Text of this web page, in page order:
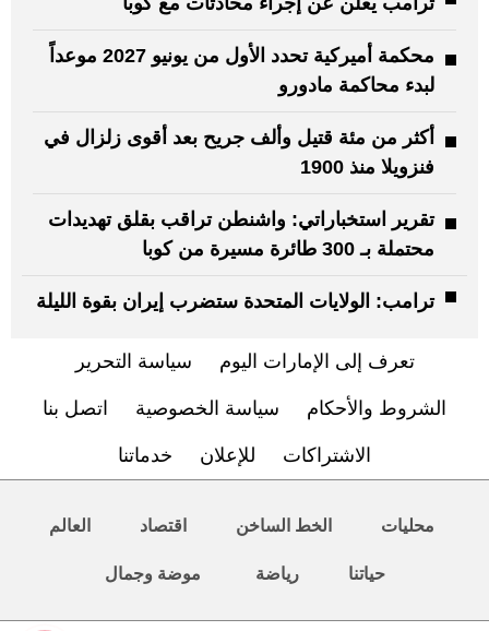
محكمة أميركية تحدد الأول من يونيو 2027 موعداً
لبدء محاكمة مادورو
أكثر من مئة قتيل وألف جريح بعد أقوى زلزال في
فنزويلا منذ 1900
تقرير استخباراتي: واشنطن تراقب بقلق تهديدات
محتملة بـ 300 طائرة مسيرة من كوبا
ترامب: الولايات المتحدة ستضرب إيران بقوة الليلة
تعرف إلى الإمارات اليوم سياسة التحرير
الشروط والأحكام سياسة الخصوصية اتصل بنا
الاشتراكات للإعلان خدماتنا
محليات الخط الساخن اقتصاد العالم
حياتنا رياضة موضة وجمال